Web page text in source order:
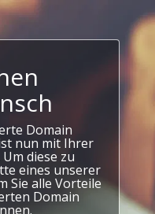
Domain
nun mit Ihrer
diese zu
eines unserer
Sie alle Vorteile
Domain